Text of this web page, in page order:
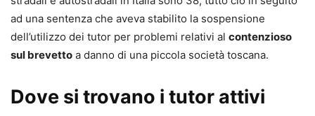
ad una sentenza che aveva stabilito la sospensione
dell’utilizzo dei tutor per problemi relativi al contenzioso
sul brevetto a danno di una piccola società toscana.
Dove si trovano i tutor attivi